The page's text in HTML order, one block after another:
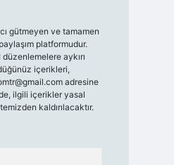
gütmeyen ve tamamen
platformudur.
aykırı
içerikleri,
adresine
ilgili içerikler yasal
kaldırılacaktır.